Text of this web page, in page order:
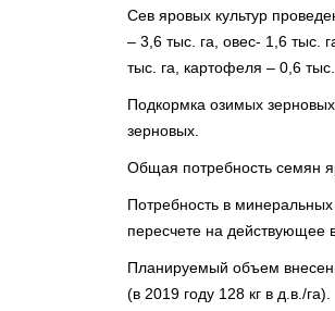
Сев яровых культур
– 3,6 тыс. га, овес- 1,6 тыс.
тыс. га, картофеля – 0,6
Подкормка озимых
зерновых.
Общая потребность семян
Потребность в
пересчете на действующее
Планируемый объем
(в 2019 году 128 кг в д.в./га).